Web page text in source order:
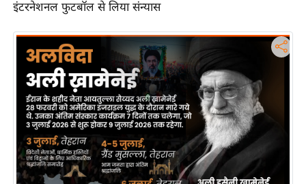
इंटरनेशनल फुटबॉल से लिया संन्यास